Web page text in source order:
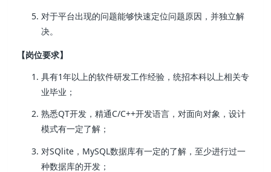
对于平台出现的问题能够快速定位问题原因，并独立解
决。
【岗位要求】
具有1年以上的软件研发工作经验，统招本科以上相关专
业毕业；
熟悉QT开发，精通C/C++开发语言，对面向对象，设计
模式有一定了解；
对SQlite，MySQL数据库有一定的了解，至少进行过一
种数据库的开发；